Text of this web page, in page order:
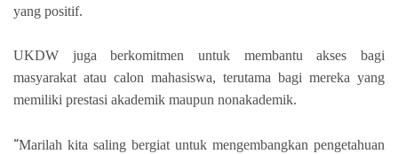
yang positif.
UKDW juga berkomitmen untuk membantu akses bagi
masyarakat atau calon mahasiswa, terutama bagi mereka yang
memiliki prestasi akademik maupun nonakademik.
“Marilah kita saling bergiat untuk mengembangkan pengetahuan